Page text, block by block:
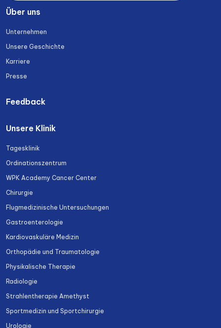
Über uns
Unternehmen
Unsere Geschichte
Karriere
Presse
Feedback
Unsere Klinik
Tagesklinik
Ordinationszentrum
WPK Academy Cancer Center
Chirurgie
Flugmedizinische Untersuchungen
Gastroenterologie
Kardiovaskuläre Medizin
Orthopädie und Traumatologie
Physikalische Therapie
Radiologie
Strahlentherapie Amethyst
Sportmedizin und Sportchirurgie
Urologie